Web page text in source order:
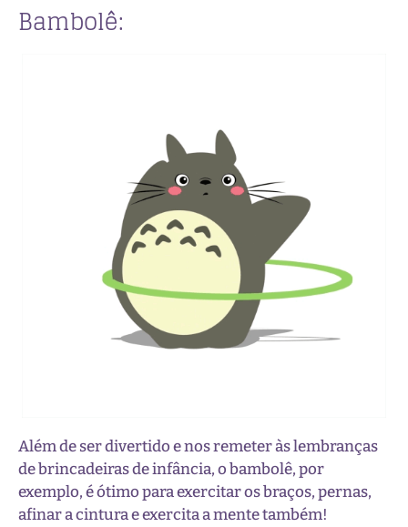
Bambolê:
Além de ser divertido e nos remeter às lembranças
de brincadeiras de infância, o bambolê, por
exemplo, é ótimo para exercitar os braços, pernas,
afinar a cintura e exercita a mente também!